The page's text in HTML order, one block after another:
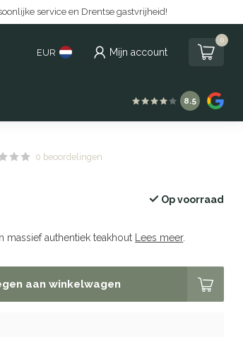
Gratis levering in Nederland vanaf €150
EUR Mijn account
0
8.5
0 beoordelingen
Op voorraad
massief authentiek teakhout Lees meer.
aan winkelwagen